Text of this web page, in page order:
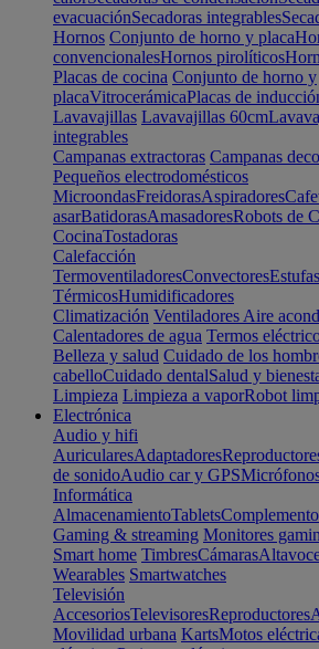
evacuaciónSecadoras integrables
Hornos Conjunto de horno y placa
convencionalesHornos pirolíticos
Placas de cocina Conjunto de horno y
placaVitrocerámicaPlacas de
Lavavajillas Lavavajillas 60cm
integrables
Campanas extractoras Campanas
Pequeños electrodomésticos
MicroondasFreidorasAspiradores
asarBatidorasAmasadoresRobots de
CocinaTostadoras
Calefacción
TermoventiladoresConvectoresEstufas
TérmicosHumidificadores
Climatización Ventiladores Aire
Calentadores de agua Termos
Belleza y salud Cuidado de los
cabelloCuidado dentalSalud y
Limpieza Limpieza a vaporRobot
Electrónica
Audio y hifi
AuricularesAdaptadores
de sonidoAudio car y GPS
Informática
AlmacenamientoTablets
Gaming & streaming Monitores
Smart home TimbresCámaras
Wearables Smartwatches
Televisión
AccesoriosTelevisoresReproductores
Movilidad urbana KartsMotos